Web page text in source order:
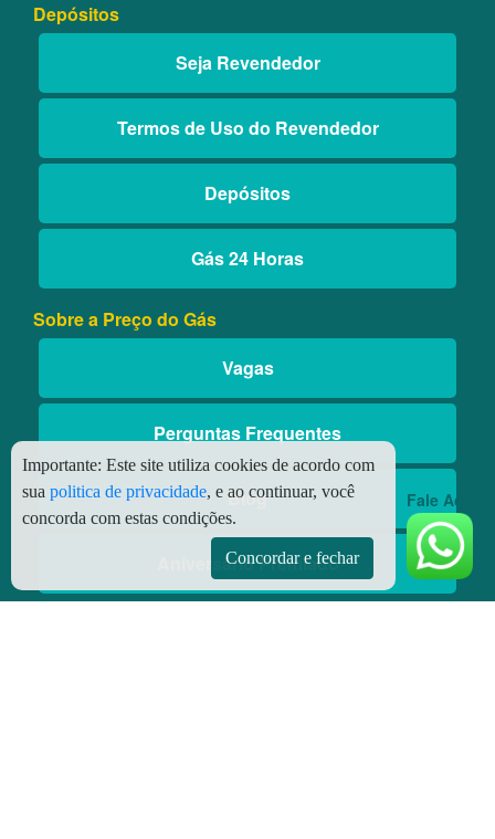
Fale Aqui
Depósitos
Seja Revendedor
Termos de Uso do Revendedor
Depósitos
Gás 24 Horas
Sobre a Preço do Gás
Vagas
Perguntas Frequentes
Blog
Aniversário Premiado
Importante: Este site utiliza cookies de acordo com
sua politica de privacidade, e ao continuar, você
concorda com estas condições.
Concordar e fechar